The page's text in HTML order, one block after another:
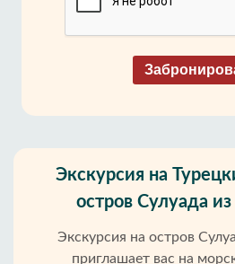
Экскурсия на
остров Сулуада
Экскурсия на остров
приглашает вас на